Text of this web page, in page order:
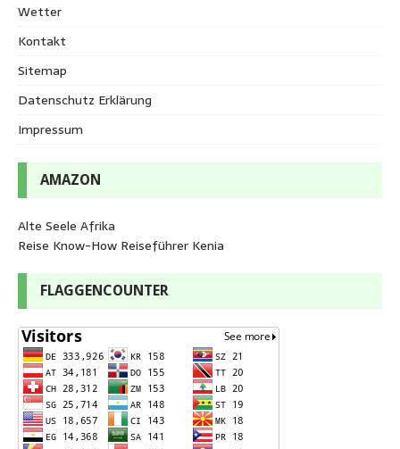
Wetter
Kontakt
Sitemap
Datenschutz Erklärung
Impressum
AMAZON
Alte Seele Afrika
Reise Know-How Reiseführer Kenia
FLAGGENCOUNTER